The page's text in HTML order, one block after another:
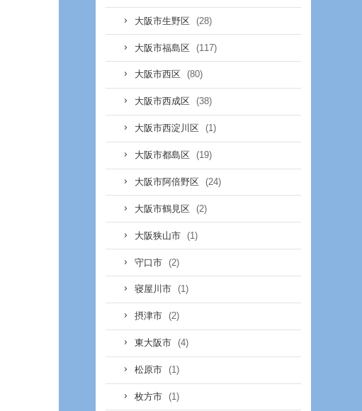
大阪市生野区 (28)
大阪市福島区 (117)
大阪市西区 (80)
大阪市西成区 (38)
大阪市西淀川区 (1)
大阪市都島区 (19)
大阪市阿倍野区 (24)
大阪市鶴見区 (2)
大阪狭山市 (1)
守口市 (2)
寝屋川市 (1)
摂津市 (2)
東大阪市 (4)
松原市 (1)
枚方市 (1)